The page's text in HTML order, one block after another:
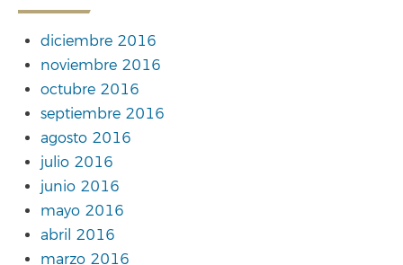
diciembre 2016
noviembre 2016
octubre 2016
septiembre 2016
agosto 2016
julio 2016
junio 2016
mayo 2016
abril 2016
marzo 2016